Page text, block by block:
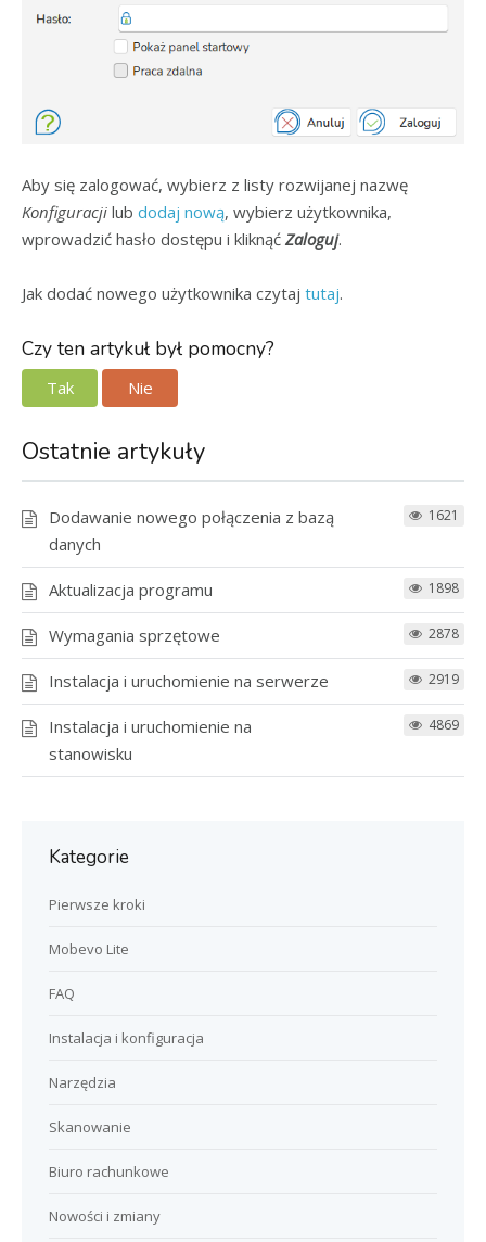
Aby się zalogować, wybierz z listy rozwijanej nazwę
Konfiguracji lub dodaj nową, wybierz użytkownika,
wprowadzić hasło dostępu i kliknąć Zaloguj.
Jak dodać nowego użytkownika czytaj tutaj.
Czy ten artykuł był pomocny?
Tak Nie
Ostatnie artykuły
Dodawanie nowego połączenia z bazą
danych
1621
Aktualizacja programu 1898
Wymagania sprzętowe 2878
Instalacja i uruchomienie na serwerze 2919
Instalacja i uruchomienie na
stanowisku
4869
Kategorie
Pierwsze kroki
Mobevo Lite
FAQ
Instalacja i konfiguracja
Narzędzia
Skanowanie
Biuro rachunkowe
Nowości i zmiany